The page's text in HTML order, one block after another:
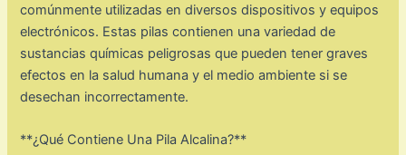
comúnmente utilizadas en diversos dispositivos y equipos
electrónicos. Estas pilas contienen una variedad de
sustancias químicas peligrosas que pueden tener graves
efectos en la salud humana y el medio ambiente si se
desechan incorrectamente.
**¿Qué Contiene Una Pila Alcalina?**